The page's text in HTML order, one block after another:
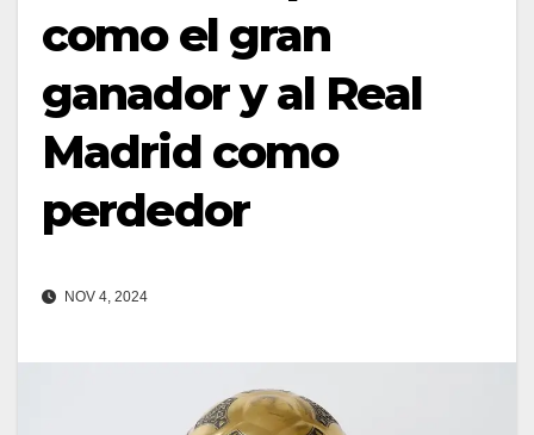
como el gran
ganador y al Real
Madrid como
perdedor
NOV 4, 2024